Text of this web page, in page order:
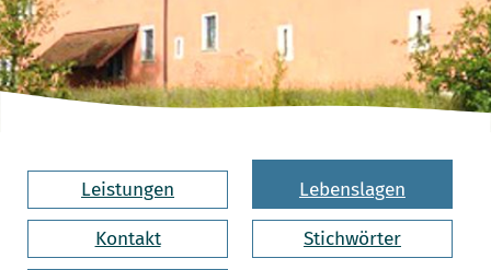
Leistungen Lebenslagen
Kontakt Stichwörter